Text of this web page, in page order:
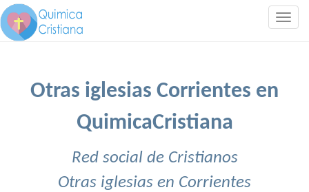
Otras iglesias Corrientes en
QuimicaCristiana
Red social de Cristianos
Otras iglesias en Corrientes